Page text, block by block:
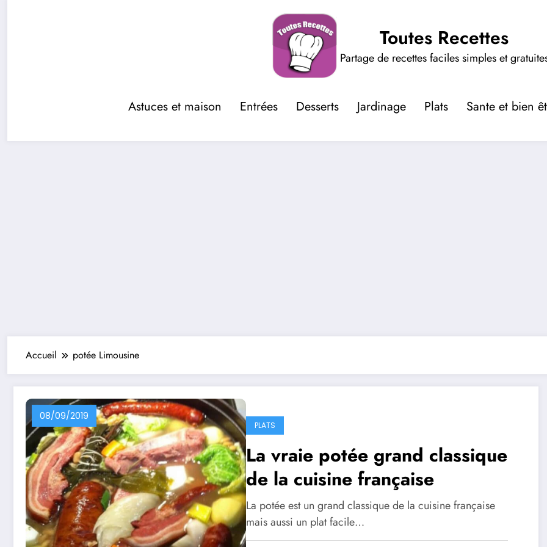
Toutes Recettes
Partage de recettes faciles simples et
Astuces et maison Entrées Desserts Jardinage Plats Sante et bien
Accueil potée Limousine
08/09/2019
PLATS
La vraie potée grand classique
de la cuisine française
La potée est un grand classique de la cuisine française
mais aussi un plat facile…